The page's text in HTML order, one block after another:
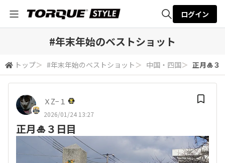
検索
ログイン
#年末年始のベストショット
トップ＞ #年末年始のベストショット ＞ 中国・四国＞ 正月🎍３
ＸZ−１
2026/01/24 13:27
正月🎍３日目